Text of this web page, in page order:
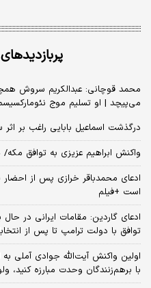
محمد قوچانی: عبدالکریم سروش
می‌پیچد | او تسلیم موج
درگذشت اسماعیل بابایی راغب بر اثر
واکنش ابراهیم عزیزی به توافق
ادعای محمدباقر خرازی پس از
است +فیلم
ادعای گاردین: مقامات ایرانی در
توافق با دولت ترامپ تا پس از
اولین واکنش آیت‌الله جوادی آملی
با برهم‌زنندگان وحدت مبارزه کنید،